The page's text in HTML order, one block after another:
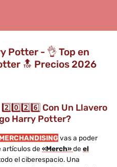
Potter - 👌 Top en
🔝 Precios 2026
Con Un Llavero
Harry Potter?
vas a poder
artículos de «Merch»de el
el ciberespacio. Una